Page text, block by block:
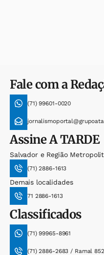
Fale com a
(71) 99601-0020
AssineA TARDE
Salvador e Região
(71) 2886-1613
Demais localidades
71 2886-1613
Classificados
(71) 99965-8961
(71) 2886-2683 / Ramal